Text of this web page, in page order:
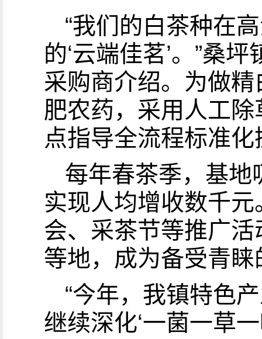
“我们的白茶种在
的‘云端佳茗’。”桑
采购商介绍。为做
肥农药，采用人工
点指导全流程标准
每年春茶季，基地
实现人均增收数千
会、采茶节等推广
等地，成为备受青
“今年，我镇特色
继续深化‘一菌一草